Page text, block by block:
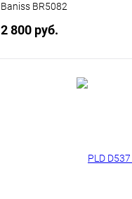
Baniss BR5082
2 800 руб.